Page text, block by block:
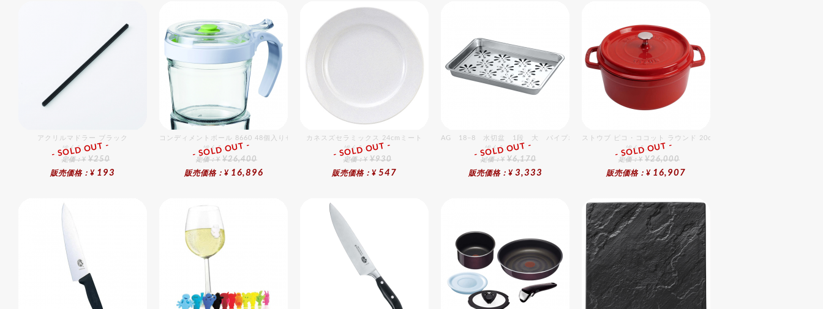
アクリルマドラー ブラック
総合ﾗﾝｷﾝｸﾞ
定価：¥ ¥250
販売価格：¥ 193
- SOLD OUT -
コンディメントボール 8660 48個入りセット
総合ﾗﾝｷﾝｸﾞ
定価：¥ ¥26,400
販売価格：¥ 16,896
- SOLD OUT -
カネスズセラミックス 24cmミート
総合ﾗﾝｷﾝｸﾞ
定価：¥ ¥930
販売価格：¥ 547
- SOLD OUT -
AG 18−8 水切盆 1段 大 パイプホース無
総合ﾗﾝｷﾝｸﾞ
定価：¥ ¥6,170
販売価格：¥ 3,333
- SOLD OUT -
ストウブ ピコ・ココット ラウンド 20cm チェリー
総合ﾗﾝｷﾝｸﾞ
定価：¥ ¥26,000
販売価格：¥ 16,907
- SOLD OUT -